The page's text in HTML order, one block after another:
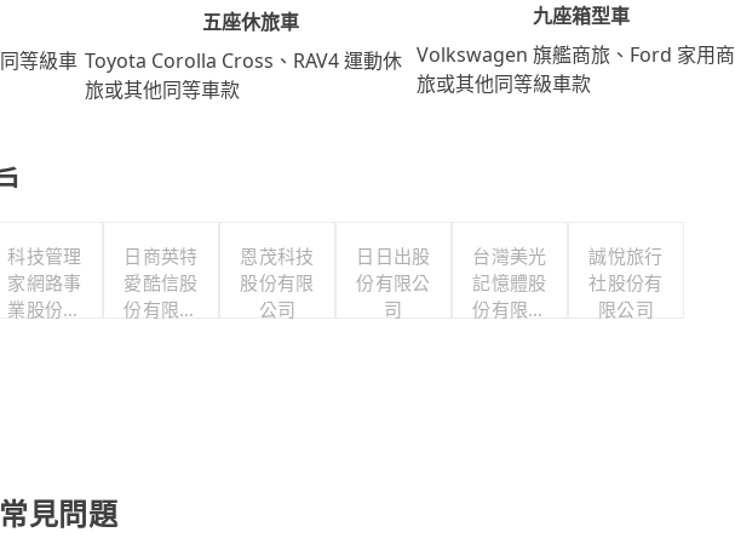
等級車
五座休旅車
Toyota Corolla Cross、RAV4 運動休
旅或其他同等車款
九座箱型車
Volkswagen 旗艦商旅、Ford 家用商
旅或其他同等級車款
科技管理
家網路事
業股份有
日商英特
愛酷信股
份有限公
恩茂科技
股份有限
公司
日日出股
份有限公
司
台灣美光
記憶體股
份有限公
誠悅旅行
社股份有
限公司
見問題